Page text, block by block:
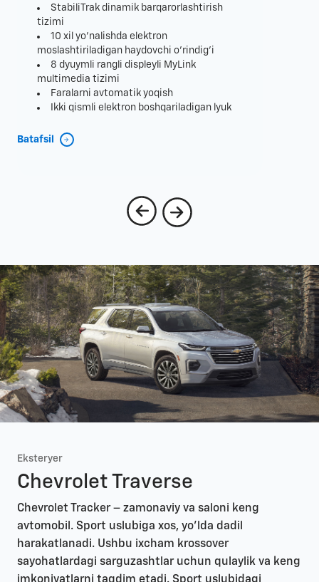
StabiliTrak dinamik barqarorlashtirish
tizimi
10 xil yo'nalishda elektron
moslashtiriladigan haydovchi o'rindig'i
8 dyuymli rangli displeyli MyLink
multimedia tizimi
Faralarni avtomatik yoqish
Ikki qismli elektron boshqariladigan lyuk
Batafsil
Eksteryer
Chevrolet Traverse
Chevrolet Tracker – zamonaviy va saloni keng
avtomobil. Sport uslubiga xos, yo’lda dadil
harakatlanadi. Ushbu ixcham krossover
sayohatlardagi sarguzashtlar uchun qulaylik va keng